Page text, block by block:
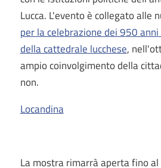
Lucca. L'evento è collegato alle
per la celebrazione dei 950
della cattedrale lucchese,
ampio coinvolgimento della
non.
Locandina
La mostra rimarrà aperta fino